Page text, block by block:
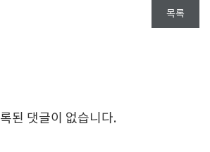
목록
된 댓글이 없습니다.